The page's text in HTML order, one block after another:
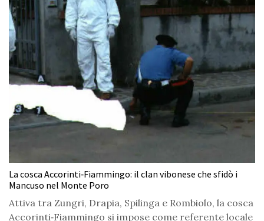
La cosca Accorinti‑Fiammingo: il clan vibonese che sfidò i
Mancuso nel Monte Poro
Attiva tra Zungri, Drapia, Spilinga e Rombiolo, la cosca
Accorinti‑Fiammingo si impose come referente locale